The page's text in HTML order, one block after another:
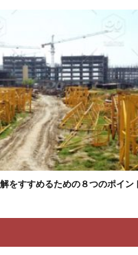
をすすめるための８つのポイン